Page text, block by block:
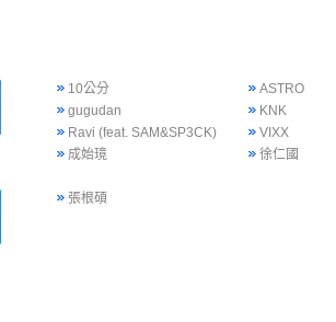
10公分
ASTRO
gugudan
KNK
Ravi (feat. SAM&SP3CK)
VIXX
成始璄
徐仁國
張根碩